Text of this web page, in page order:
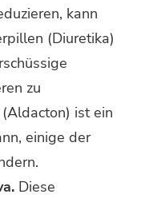
kann
(Diuretika)
zu
ist ein
einige der
Diese